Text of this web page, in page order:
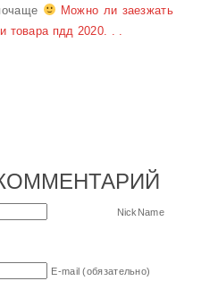
Можно ли заезжать
товара пдд 2020. . .
NickName
E-mail (обязательно)